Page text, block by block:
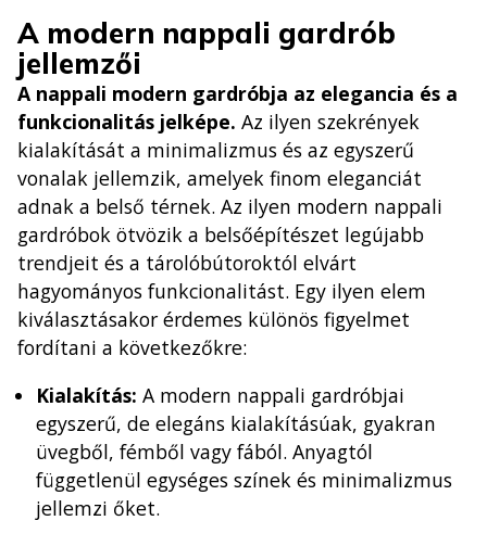
A modern nappali gardrób
jellemzői
A nappali modern gardróbja az elegancia és a
funkcionalitás jelképe. Az ilyen szekrények
kialakítását a minimalizmus és az egyszerű
vonalak jellemzik, amelyek finom eleganciát
adnak a belső térnek. Az ilyen modern nappali
gardróbok ötvözik a belsőépítészet legújabb
trendjeit és a tárolóbútoroktól elvárt
hagyományos funkcionalitást. Egy ilyen elem
kiválasztásakor érdemes különös figyelmet
fordítani a következőkre:
Kialakítás: A modern nappali gardróbjai
egyszerű, de elegáns kialakításúak, gyakran
üvegből, fémből vagy fából. Anyagtól
függetlenül egységes színek és minimalizmus
jellemzi őket.